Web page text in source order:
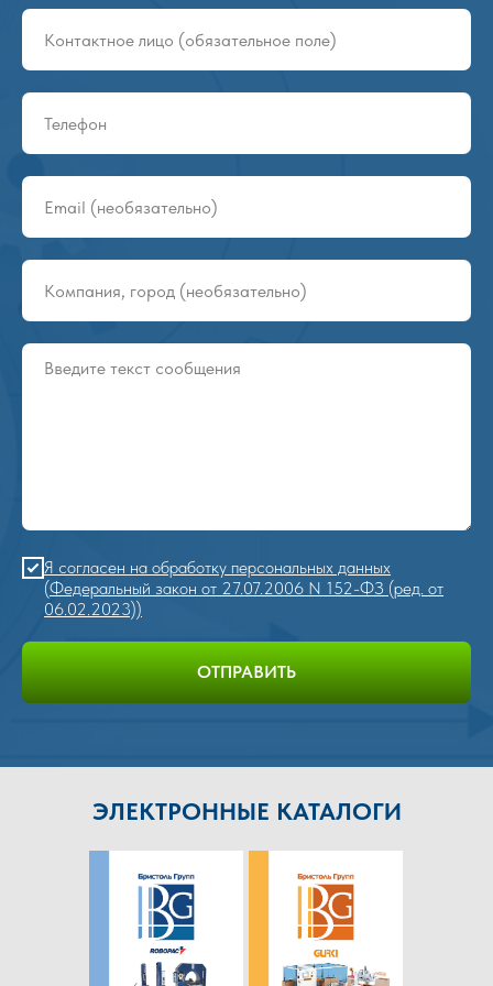
9 Групповая упаковка NOVA
10 Роботы-паллетайзеры Gurki 2:15
Я согласен на обработку персональных данных
(Федеральный закон от 27.07.2006 N 152-ФЗ (ред. от
06.02.2023))
ОТПРАВИТЬ
ЭЛЕКТРОННЫЕ КАТАЛОГИ